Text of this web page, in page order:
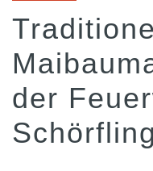
der
Schörfling